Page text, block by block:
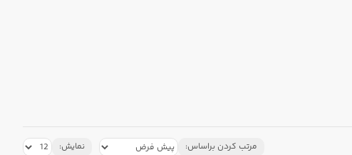
مرتب کردن براساس: نمایش: